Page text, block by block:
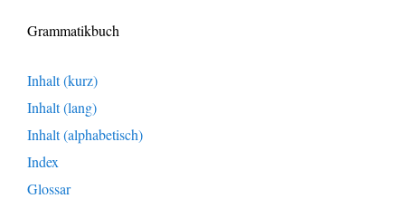
Grammatikbuch
Inhalt (kurz)
Inhalt (lang)
Inhalt (alphabetisch)
Index
Glossar